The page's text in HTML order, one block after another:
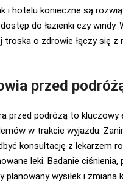
i hotelu konieczne są
do łazienki czy windy.
o zdrowie łączy się z
przed
przed podróżą to
w trakcie wyjazdu.
konsultację z lekarzem
leki. Badanie ciśnienia,
planowany wysiłek i zmiana